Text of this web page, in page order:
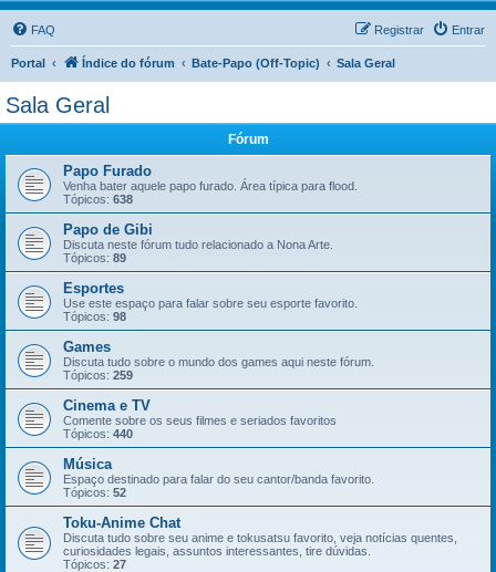
FAQ Entrar
Registrar
Portal Índice do fórum Bate-Papo (Off-Topic) Sala Geral
Sala Geral
Fórum
Papo Furado
Venha bater aquele papo furado. Área típica para flood.
Tópicos: 638
Papo de Gibi
Discuta neste fórum tudo relacionado a Nona Arte.
Tópicos: 89
Esportes
Use este espaço para falar sobre seu esporte favorito.
Tópicos: 98
Games
Discuta tudo sobre o mundo dos games aqui neste fórum.
Tópicos: 259
Cinema e TV
Comente sobre os seus filmes e seriados favoritos
Tópicos: 440
Música
Espaço destinado para falar do seu cantor/banda favorito.
Tópicos: 52
Toku-Anime Chat
Discuta tudo sobre seu anime e tokusatsu favorito, veja notí­cias quentes,
curiosidades legais, assuntos interessantes, tire dúvidas.
Tópicos: 27